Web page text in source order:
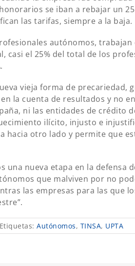
se iban a rebajar un 25
las tarifas, siempre a la baja.
autónomos, trabajan
casi el 25% del total de los
vieja forma de precariedad,
la cuenta de resultados y no
ni las entidades de crédito
ilícito, injusto e
hacia otro lado y permite que
una nueva etapa en la defensa
que malviven por no
las empresas para las que
Etiquetas: Autónomos, TINSA, UPTA